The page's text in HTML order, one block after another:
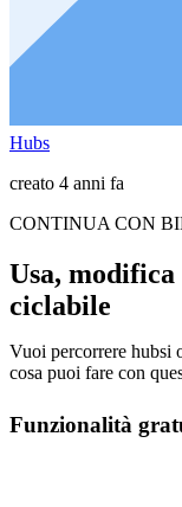
Hubs
creato 4 anni fa
CONTINUA CON
Usa, modifica
ciclabile
Vuoi percorrere hubsi
cosa puoi fare con
Funzionalità